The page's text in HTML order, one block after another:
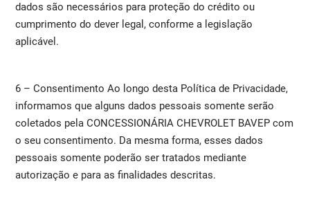
dados são necessários para proteção do crédito ou
cumprimento do dever legal, conforme a legislação
aplicável.
6 – Consentimento Ao longo desta Política de Privacidade,
informamos que alguns dados pessoais somente serão
coletados pela CONCESSIONÁRIA CHEVROLET BAVEP com
o seu consentimento. Da mesma forma, esses dados
pessoais somente poderão ser tratados mediante
autorização e para as finalidades descritas.